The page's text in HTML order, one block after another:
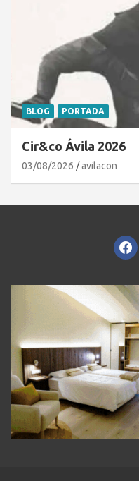
BLOG PORTADA
Cir&co Ávila 2026
03/08/2026 avilacon